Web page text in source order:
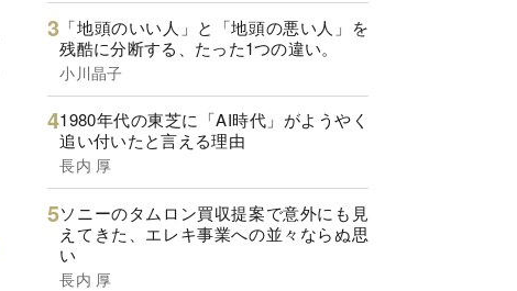
「地頭のいい人」と「地頭の悪い人」を
残酷に分断する、たった1つの違い。
小川晶子
1980年代の東芝に「AI時代」がようやく
追い付いたと言える理由
長内 厚
ソニーのタムロン買収提案で意外にも見
えてきた、エレキ事業への並々ならぬ思
い
長内 厚